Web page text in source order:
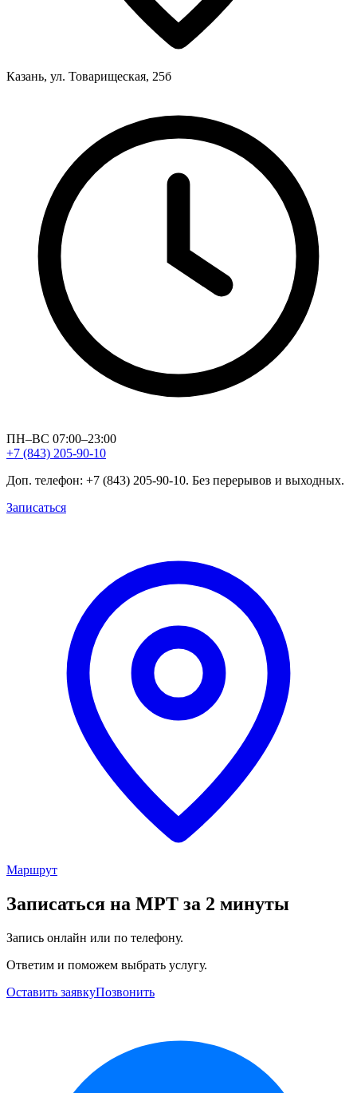
Казань, ул. Товарищеская, 25б
ПН–ВС 07:00–23:00
+7 (843) 205-90-10
Доп. телефон: +7 (843) 205-90-10. Без перерывов и выходных.
Записаться
Маршрут
Записаться на МРТ за 2 минуты
Запись онлайн или по телефону.
Ответим и поможем выбрать услугу.
Оставить заявкуПозвонить